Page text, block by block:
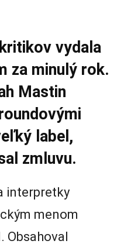
vydala
za minulý rok.
Mastin
label,
zmluvu.
interpretky
menom
Obsahoval